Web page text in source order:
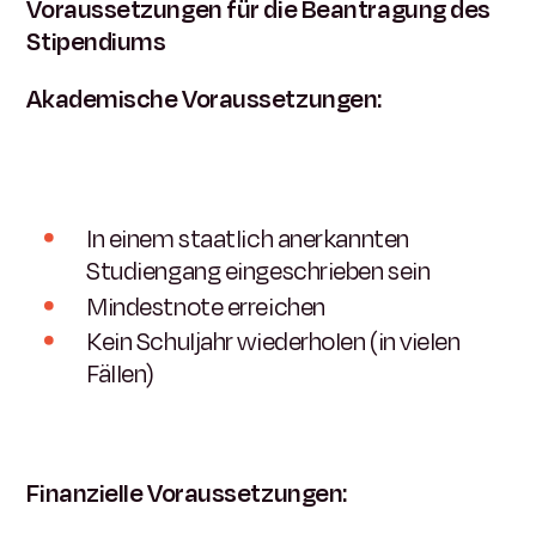
Voraussetzungen für die Beantragung des
Stipendiums
Akademische Voraussetzungen:
In einem staatlich anerkannten
Studiengang eingeschrieben sein
Mindestnote erreichen
Kein Schuljahr wiederholen (in vielen
Fällen)
Finanzielle Voraussetzungen: